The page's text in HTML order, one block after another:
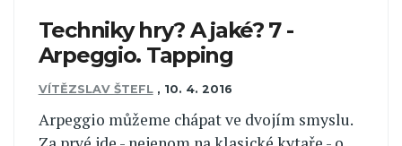
Techniky hry? A jaké? 7 -
Arpeggio. Tapping
VÍTĚZSLAV ŠTEFL , 10. 4. 2016
Arpeggio můžeme chápat ve dvojím smyslu.